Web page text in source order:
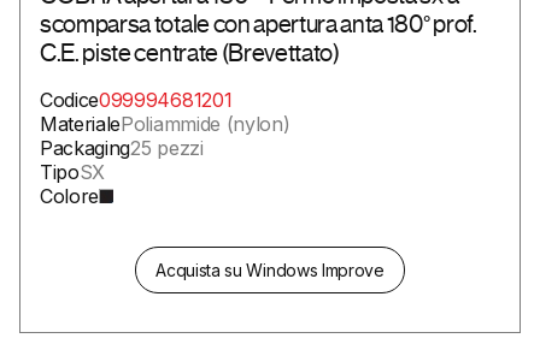
scomparsa totale con apertura anta 180° prof.
C.E. piste centrate (Brevettato)
Codice099994681201
MaterialePoliammide (nylon)
Packaging25 pezzi
TipoSX
Colore
Acquista su Windows Improve